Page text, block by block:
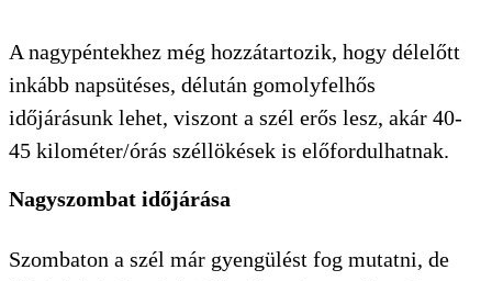
A nagypéntekhez még hozzátartozik, hogy délelőtt
inkább napsütéses, délután gomolyfelhős
időjárásunk lehet, viszont a szél erős lesz, akár 40-
45 kilométer/órás széllökések is előfordulhatnak.
Nagyszombat időjárása
Szombaton a szél már gyengülést fog mutatni, de